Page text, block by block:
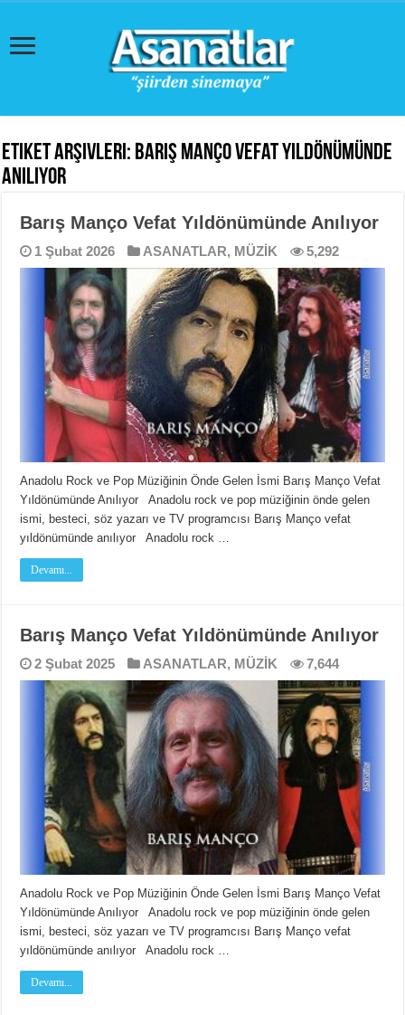
Etiket Arşivleri: Barış Manço Vefat Yıldönümünde
Anılıyor
Barış Manço Vefat Yıldönümünde Anılıyor
1 Şubat 2026 ASANATLAR, MÜZİK 5,292
Anadolu Rock ve Pop Müziğinin Önde Gelen İsmi Barış Manço Vefat
Yıldönümünde Anılıyor Anadolu rock ve pop müziğinin önde gelen
ismi, besteci, söz yazarı ve TV programcısı Barış Manço vefat
yıldönümünde anılıyor Anadolu rock …
Devamı...
Barış Manço Vefat Yıldönümünde Anılıyor
2 Şubat 2025 ASANATLAR, MÜZİK 7,644
Anadolu Rock ve Pop Müziğinin Önde Gelen İsmi Barış Manço Vefat
Yıldönümünde Anılıyor Anadolu rock ve pop müziğinin önde gelen
ismi, besteci, söz yazarı ve TV programcısı Barış Manço vefat
yıldönümünde anılıyor Anadolu rock …
Devamı...